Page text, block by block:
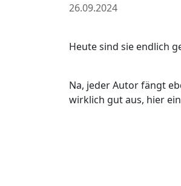
26.09.2024
Heute sind sie endlich
Na, jeder Autor fängt
wirklich gut aus, hier